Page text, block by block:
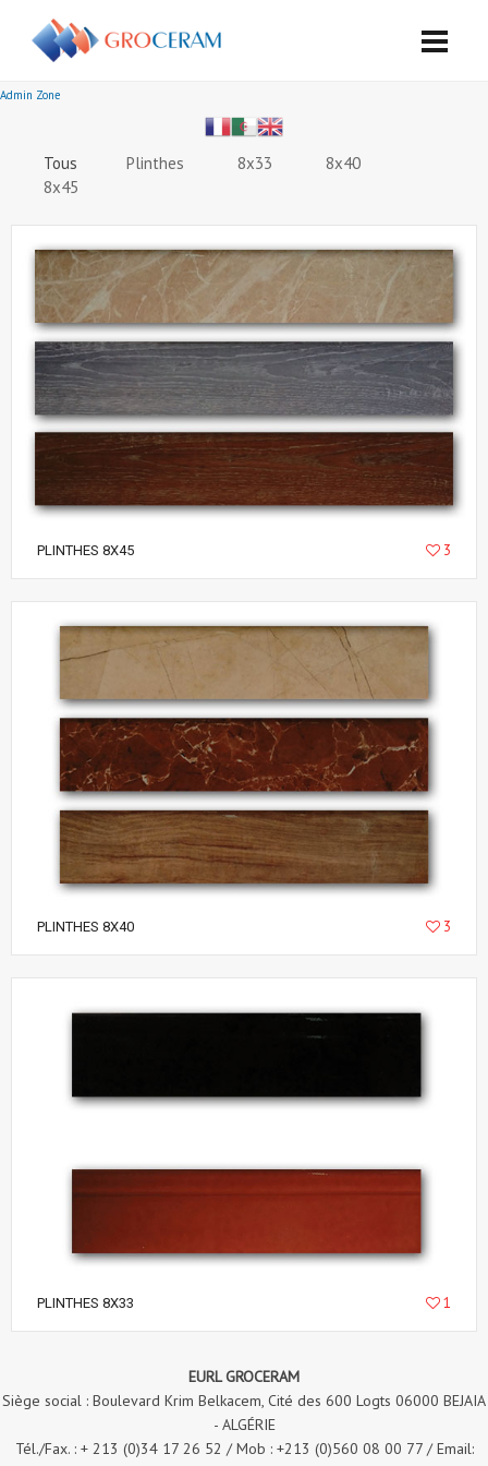
Admin Zone
Tous Plinthes 8x33
8x40
8x45
PLINTHES 8X45 3
PLINTHES 8X40 3
PLINTHES 8X33 1
EURL GROCERAM
Siège social : Boulevard Krim Belkacem, Cité des 600 Logts 06000 BEJAIA
- ALGÉRIE
Tél./Fax. : + 213 (0)34 17 26 52 / Mob : +213 (0)560 08 00 77 / Email: